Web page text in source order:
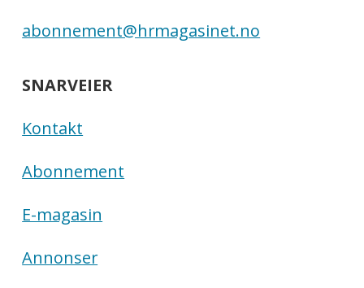
abonnement@hrmagasinet.no
SNARVEIER
Kontakt
Abonnement
E-magasin
Annonser